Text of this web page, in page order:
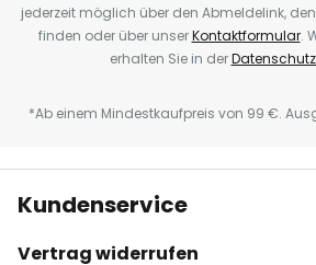
jederzeit möglich über den Abmeldelink,
finden oder über unserKontaktformular.
erhalten Sie in der
*Ab einem Mindestkaufpreis von 99 €.
Kundenservice
Vertrag widerrufen